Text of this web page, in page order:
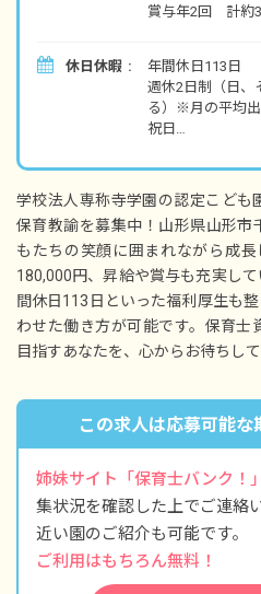
賞与年2回 計約
処遇改善手当
交通費実費支給
職務手当（該当
残業手当
借り上げ制度と
※試用期間3カ月
【モデル年収例】
・短大卒2年目
年収270万円（月
当＋賞与）
当＋賞与）
・4大卒3年目
年収300万円（月
当＋賞与）
休日休暇
年間休日113日
週休2日制（日、
る）※月の平均
祝日
可！）
産前産後休暇（法
育児休暇（取得
子の看護休暇
介護休暇
母性健康管理のた
夏季休暇※昨年
り！
慶弔休暇
年末年始休暇（
◆産休育休制度
取得率・復帰率
学校法人専称寺学園の認定こども
保育教諭を募集中！山形県山形市
もたちの笑顔に囲まれながら成
180,000円、昇給や賞与も充実し
間休日113日といった福利厚生も
わせた働き方が可能です。保育士
目指すあなたを、心からお待ちして
この求人は応募可能な
姉妹サイト「保育士バンク！」
集状況を確認した上でご連絡
近い園のご紹介も可能です。
ご利用はもちろん無料！